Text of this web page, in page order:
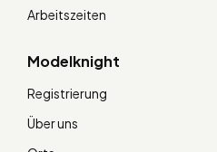
Arbeitszeiten
Modelknight
Registrierung
Über uns